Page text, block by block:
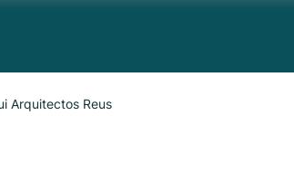
Arquitectos Reus